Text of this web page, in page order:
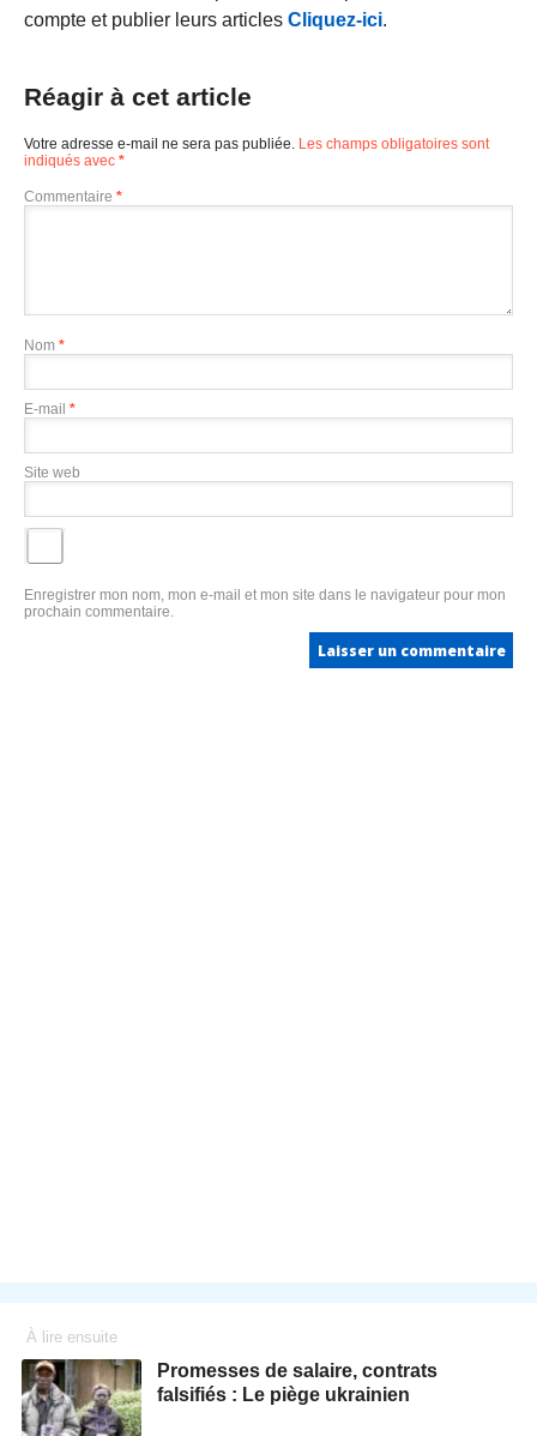
compte et publier leurs articles Cliquez-ici.
Réagir à cet article
Votre adresse e-mail ne sera pas publiée. Les champs obligatoires sont
indiqués avec *
Commentaire *
Nom *
E-mail *
Site web
Enregistrer mon nom, mon e-mail et mon site dans le navigateur pour mon
prochain commentaire.
À lire ensuite
Promesses de salaire, contrats
falsifiés : Le piège ukrainien